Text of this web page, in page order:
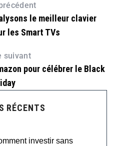
le meilleur clavier
les Smart TVs
suivant
pour célébrer le Black
RÉCENTS
investir sans